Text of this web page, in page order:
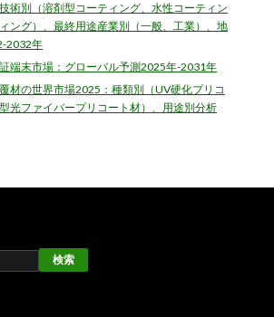
術別（溶剤型コーティング、水性コーティン
ング）、最終用途産業別（一般、工業）、地
2032年
端末市場：グローバル予測2025年-2031年
材の世界市場2025：種類別（UV硬化プリコ
光ファイバープリコート材）、用途別分析
検索